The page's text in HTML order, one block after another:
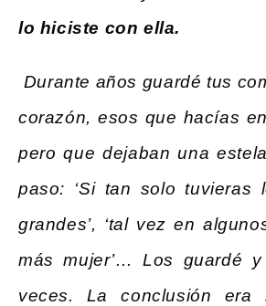
lo hiciste con ella.
Durante años guardé tus
corazón, esos que hacías
pero que dejaban una
paso: ‘Si tan solo tuvieras
grandes’, ‘tal vez en
más mujer’… Los guardé
veces. La conclusión era